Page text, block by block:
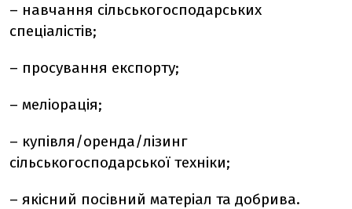
– навчання сільськогосподарських
спеціалістів;
– просування експорту;
– меліорація;
– купівля/оренда/лізинг
сільськогосподарської техніки;
– якісний посівний матеріал та добрива.